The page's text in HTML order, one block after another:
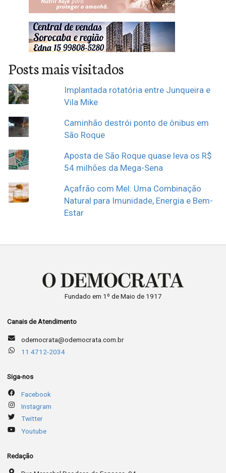
Posts mais visitados
Implantada rotatória entre Junqueira e
Vila Mike
Caminhão destrói ponto de ônibus em
São Roque
Aposta de São Roque quase leva os R$
54 milhões da Mega-Sena
Açafrão com Mel: Uma Combinação
Natural para Imunidade, Energia e Bem-
Estar
Fundado em 1º de Maio de 1917
Canais de Atendimento
odemocrata@odemocrata.com.br
11 4712-2034
Siga-nos
Facebook
Instagram
Twitter
Youtube
Redação